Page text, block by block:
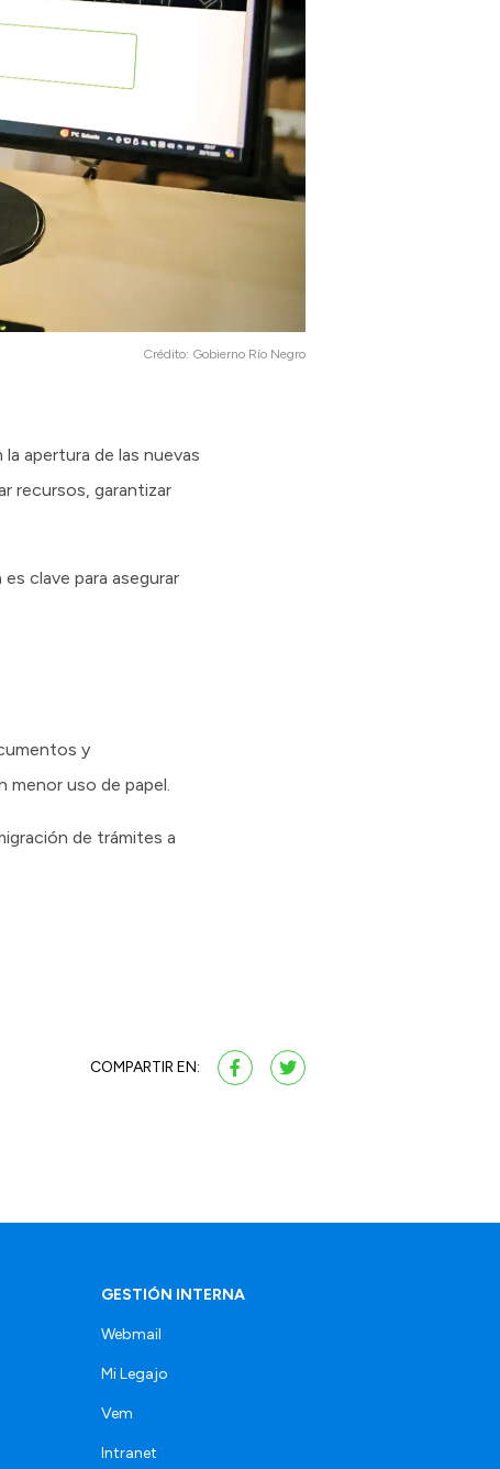
Crédito: Gobierno Río Negro
apertura de las nuevas
recursos, garantizar
clave para asegurar
y
menor uso de papel.
de trámites a
COMPARTIR EN:
GESTIÓN INTERNA
Webmail
Mi Legajo
Vem
Intranet